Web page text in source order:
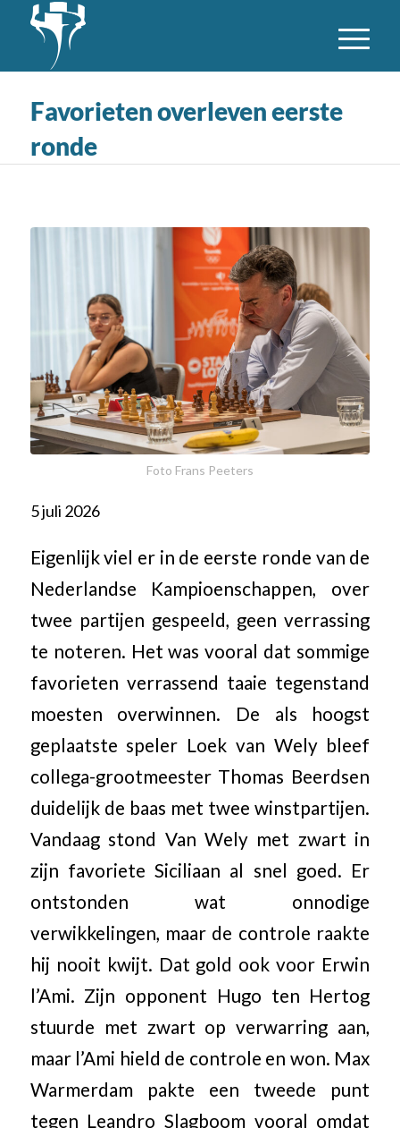
Favorieten overleven eerste
ronde
Foto Frans Peeters
5 juli 2026
Eigenlijk viel er in de eerste ronde van de
Nederlandse Kampioenschappen, over
twee partijen gespeeld, geen verrassing
te noteren. Het was vooral dat sommige
favorieten verrassend taaie tegenstand
moesten overwinnen. De als hoogst
geplaatste speler Loek van Wely bleef
collega-grootmeester Thomas Beerdsen
duidelijk de baas met twee winstpartijen.
Vandaag stond Van Wely met zwart in
zijn favoriete Siciliaan al snel goed. Er
ontstonden wat onnodige
verwikkelingen, maar de controle raakte
hij nooit kwijt. Dat gold ook voor Erwin
l’Ami. Zijn opponent Hugo ten Hertog
stuurde met zwart op verwarring aan,
maar l’Ami hield de controle en won. Max
Warmerdam pakte een tweede punt
tegen Leandro Slagboom vooral omdat